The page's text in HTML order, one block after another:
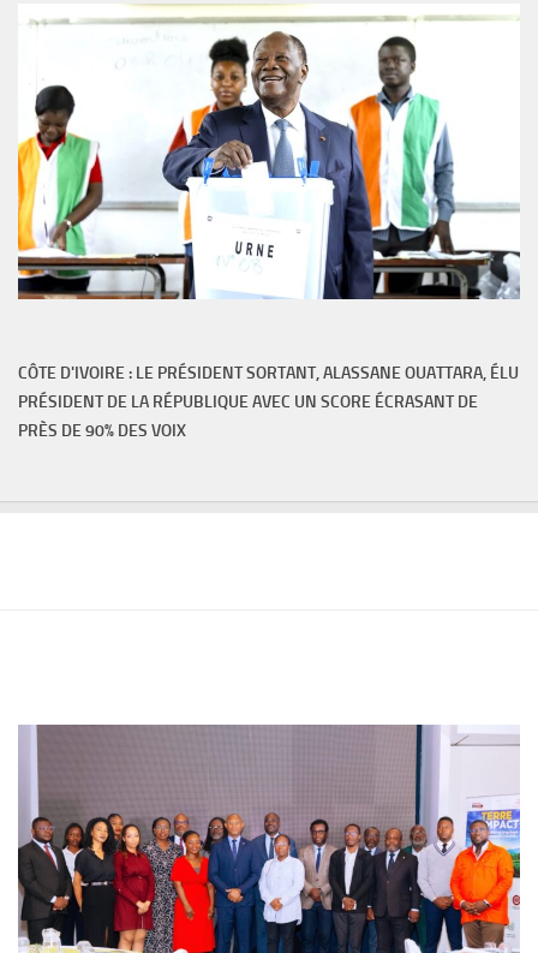
CÔTE D'IVOIRE : LE PRÉSIDENT SORTANT, ALASSANE OUATTARA, ÉLU
PRÉSIDENT DE LA RÉPUBLIQUE AVEC UN SCORE ÉCRASANT DE
PRÈS DE 90% DES VOIX